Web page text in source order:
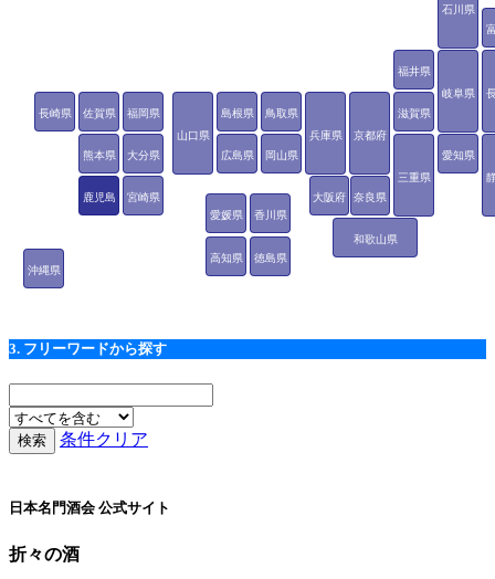
石川県
福井県
岐阜県
愛知県
三重県
滋賀県
京都府
大阪府
兵庫県
奈良県
和歌山県
鳥取県
島根県
岡山県
広島県
山口県
徳島県
香川県
愛媛県
高知県
福岡県
佐賀県
長崎県
熊本県 大分県
宮崎県
鹿児島
沖縄県
3. フリーワードから探す
条件クリア
日本名門酒会 公式サイト
折々の酒